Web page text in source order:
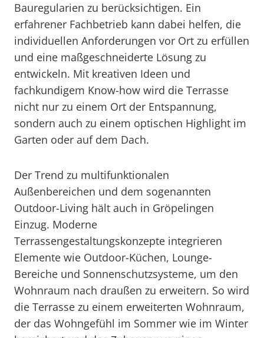
Bauregularien zu berücksichtigen. Ein
erfahrener Fachbetrieb kann dabei helfen, die
individuellen Anforderungen vor Ort zu erfüllen
und eine maßgeschneiderte Lösung zu
entwickeln. Mit kreativen Ideen und
fachkundigem Know-how wird die Terrasse
nicht nur zu einem Ort der Entspannung,
sondern auch zu einem optischen Highlight im
Garten oder auf dem Dach.
Der Trend zu multifunktionalen
Außenbereichen und dem sogenannten
Outdoor-Living hält auch in Gröpelingen
Einzug. Moderne
Terrassengestaltungskonzepte integrieren
Elemente wie Outdoor-Küchen, Lounge-
Bereiche und Sonnenschutzsysteme, um den
Wohnraum nach draußen zu erweitern. So wird
die Terrasse zu einem erweiterten Wohnraum,
der das Wohngefühl im Sommer wie im Winter